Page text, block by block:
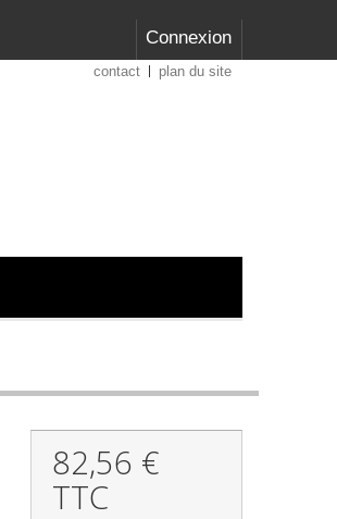
Connexion
contact plan du site
82,56 €
TTC